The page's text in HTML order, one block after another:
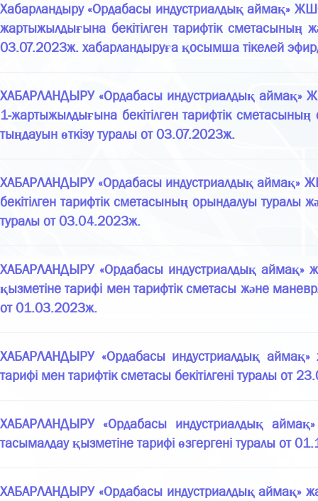
Хабарландыру «Ордабасы индустриалдық аймақ»
жартыжылдығына бекітілген тарифтік
03.07.2023ж. хабарландыруға қосымша тікелей
ХАБАРЛАНДЫРУ «Ордабасы индустриалдық аймақ»
1-жартыжылдығына бекітілген тарифтік
тыңдауын өткізу туралы от 03.07.2023ж.
ХАБАРЛАНДЫРУ «Ордабасы индустриалдық аймақ»
бекітілген тарифтік сметасының орындалуы
туралы от 03.04.2023ж.
ХАБАРЛАНДЫРУ «Ордабасы индустриалдық аймақ»
қызметіне тарифі мен тарифтік сметасы және
от 01.03.2023ж.
ХАБАРЛАНДЫРУ «Ордабасы индустриалдық аймақ»
тарифі мен тарифтік сметасы бекітілгені туралы от
ХАБАРЛАНДЫРУ «Ордабасы индустриалдық аймақ»
тасымалдау қызметіне тарифі өзгергені туралы от
ХАБАРЛАНДЫРУ «Ордабасы индустриалдық аймақ»